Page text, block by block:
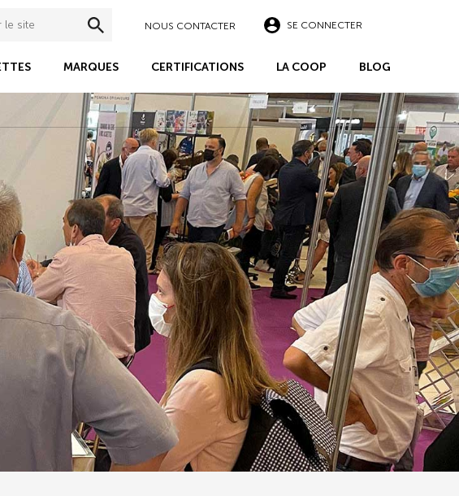
NOUS CONTACTER SE CONNECTER
MARQUES CERTIFICATIONS LA COOP BLOG